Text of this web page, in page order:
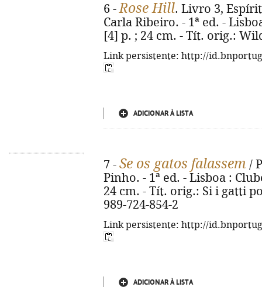
6 -Rose Hill. Livro 3,
Carla Ribeiro. - 1ª ed. -
[4] p. ; 24 cm. - Tít. orig.:
Link persistente: http://
ADICIONAR À LISTA
7 - Se os gatos falassem /
Pinho. - 1ª ed. - Lisboa :
24 cm. - Tít. orig.: Si i gatti
989-724-854-2
Link persistente: http://
ADICIONAR À LISTA